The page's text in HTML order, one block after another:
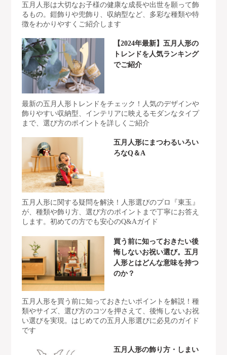
五月人形は大切なお子様の健康な成長や出世を願って飾
るもの。鎧飾りや兜飾り、収納型など、多彩な種類や特
徴をわかりやすくご紹介します
【2024年最新】五月人形の
トレンドを人気ランキング
でご紹介
最新の五月人形トレンドをチェック！人気のデザインや
飾りやすい収納型、インテリアに映えるモダンなタイプ
まで、選び方のポイントを詳しくご紹介
五月人形にまつわるいろい
ろなQ＆A
五月人形に関する疑問を解決！人形選びのプロ『東玉』
が、種類や飾り方、選び方のポイントまで丁寧にお答え
します。初めての方でも安心のQ&Aガイド
買う前に知っておきたい後
悔しないお祝い選び。五月
人形とはどんな意味を持つ
のか？
五月人形を買う前に知っておきたいポイントを解説！種
類やサイズ、選び方のコツを押さえて、後悔しないお祝
い選びを実現。はじめての五月人形選びに必見のガイド
です
五月人形の飾り方・しまい